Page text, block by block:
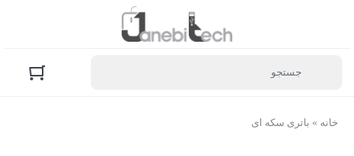
خانه » باتری سکه ای